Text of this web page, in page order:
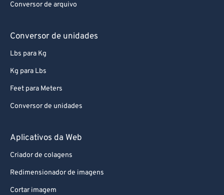
Conversor de arquivo
Conversor de unidades
Lbs para Kg
Kg para Lbs
Feet para Meters
Conversor de unidades
Aplicativos da Web
Criador de colagens
Redimensionador de imagens
Cortar imagem